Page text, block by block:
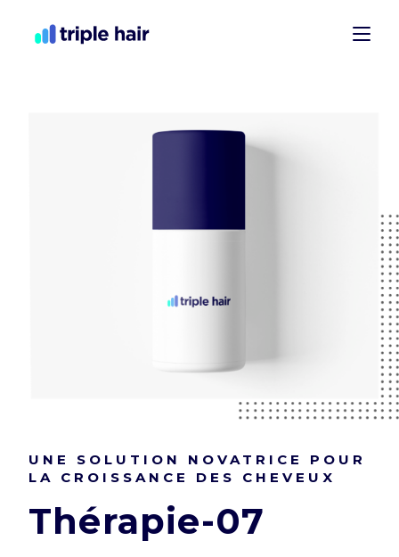
UNE SOLUTION NOVATRICE POUR
LA CROISSANCE DES CHEVEUX
Thérapie-07